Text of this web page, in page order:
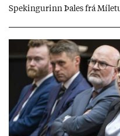
Spek­ing­ur­inn Þa­les frá